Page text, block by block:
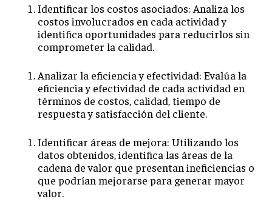
CIBERSEGURIDAD EMPRESARIAL
ESTRATEGIA
EMPRESAS FAMILIARES Y SUCESIÓN
GESTIÓN DEL RIESGO EMPRESARIAL
NEGOCIACIÓN Y RESOLUCIÓN DE CONFLICTOS
ÉXITO EMPRESARIAL Y CASOS DE ESTUDIO
GOBIERNO CORPORATIVO
NEGOCIOS
Identificar los costos asociados: Analiza los
costos involucrados en cada actividad y
identifica oportunidades para reducirlos sin
comprometer la calidad.
Analizar la eficiencia y efectividad: Evalúa la
eficiencia y efectividad de cada actividad en
términos de costos, calidad, tiempo de
respuesta y satisfacción del cliente.
Identificar áreas de mejora: Utilizando los
datos obtenidos, identifica las áreas de la
cadena de valor que presentan ineficiencias o
que podrían mejorarse para generar mayor
valor.